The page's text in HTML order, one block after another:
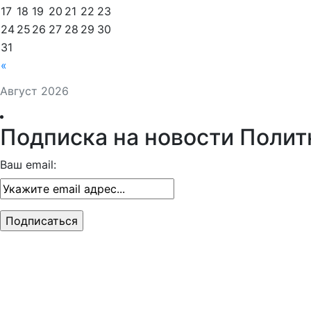
Август 2026
«
17 18 19 20 21 22 23
24 25 26 27 28 29 30
31
Подписка на новости
Ваш email: